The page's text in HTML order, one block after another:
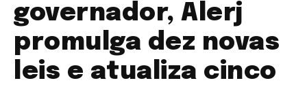
governador, Alerj
promulga dez novas
leis e atualiza cinco